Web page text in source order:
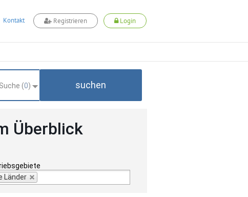
Kontakt Registrieren Login
(0) suchen
Überblick
Länder